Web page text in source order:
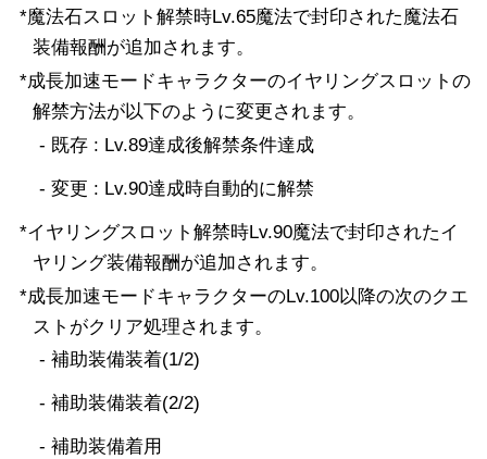
*魔法石スロット解禁時Lv.65魔法で封印された魔法石
装備報酬が追加されます。
*成長加速モードキャラクターのイヤリングスロットの
解禁方法が以下のように変更されます。
- 既存 : Lv.89達成後解禁条件達成
- 変更 : Lv.90達成時自動的に解禁
*イヤリングスロット解禁時Lv.90魔法で封印されたイ
ヤリング装備報酬が追加されます。
*成長加速モードキャラクターのLv.100以降の次のクエ
ストがクリア処理されます。
- 補助装備装着(1/2)
- 補助装備装着(2/2)
- 補助装備着用